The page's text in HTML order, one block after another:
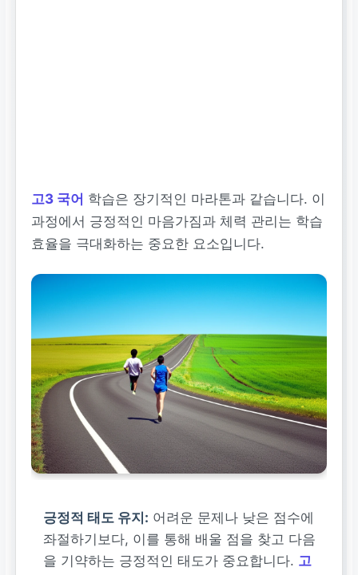
고3 국어 학습은 장기적인 마라톤과 같습니다. 이
과정에서 긍정적인 마음가짐과 체력 관리는 학습
효율을 극대화하는 중요한 요소입니다.
긍정적 태도 유지: 어려운 문제나 낮은 점수에
좌절하기보다, 이를 통해 배울 점을 찾고 다음
을 기약하는 긍정적인 태도가 중요합니다. 고